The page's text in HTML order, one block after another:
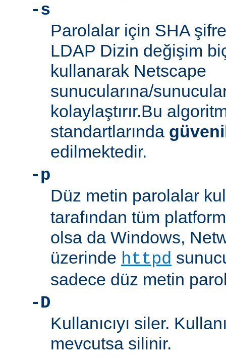
-s
Parolalar için SHA
LDAP Dizin değişim
kullanarak Netscape
sunucularına/
kolaylaştırır.Bu
standartlarında
edilmektedir.
-p
Düz metin parolalar
tarafından tüm
olsa da Windows,
üzerinde httpd
sadece düz metin
-D
Kullanıcıyı siler.
mevcutsa silinir.